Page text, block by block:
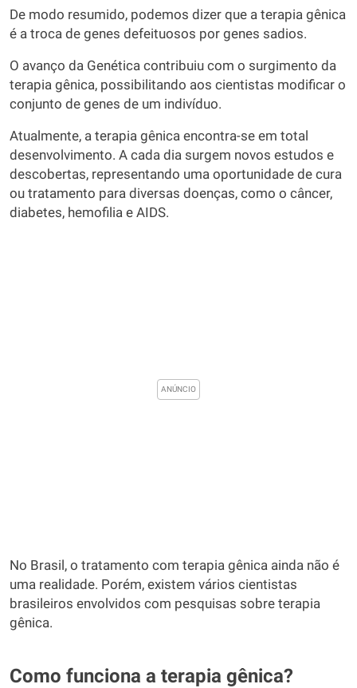
De modo resumido, podemos dizer que a terapia gênica
é a troca de genes defeituosos por genes sadios.
O avanço da Genética contribuiu com o surgimento da
terapia gênica, possibilitando aos cientistas modificar o
conjunto de genes de um indivíduo.
Atualmente, a terapia gênica encontra-se em total
desenvolvimento. A cada dia surgem novos estudos e
descobertas, representando uma oportunidade de cura
ou tratamento para diversas doenças, como o câncer,
diabetes, hemofilia e AIDS.
No Brasil, o tratamento com terapia gênica ainda não é
uma realidade. Porém, existem vários cientistas
brasileiros envolvidos com pesquisas sobre terapia
gênica.
Como funciona a terapia gênica?